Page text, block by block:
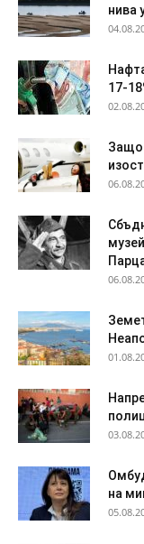
нива
17-
Защо
на